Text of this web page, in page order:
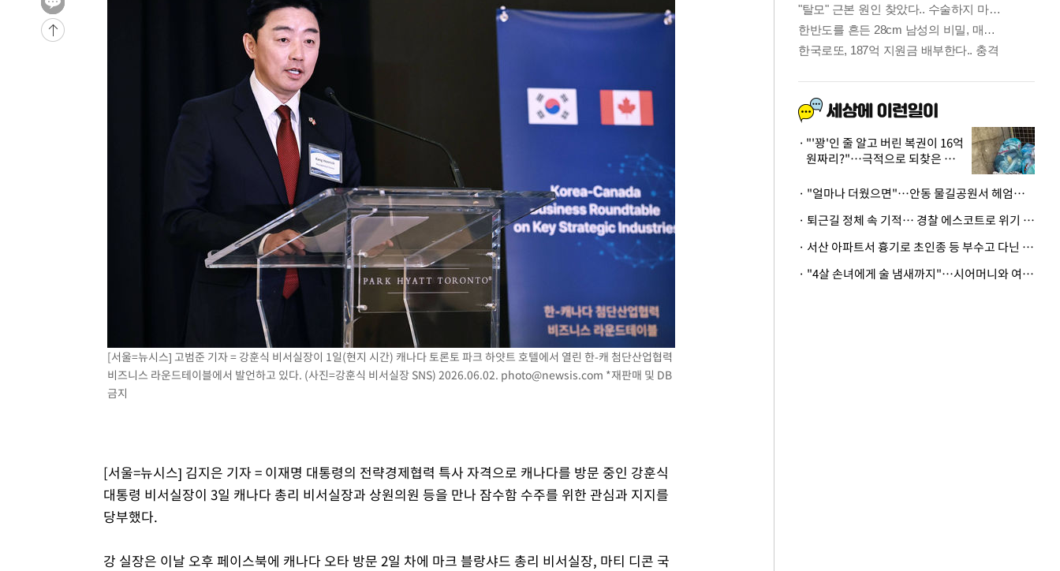
54분 전 >
“美 이란전 무기 소진…북한과 분쟁시 주한 미군 취약해질 수 있어”
[서울=뉴시스] 고범준 기자 = 강훈식 비서실장이 1일(현지 시간) 캐나다 토론토 파크 하얏트 호텔에서 열린 한-캐 첨단산업협력
비즈니스 라운드테이블에서 발언하고 있다. (사진=강훈식 비서실장 SNS) 2026.06.02. photo@newsis.com *재판매 및 DB
금지
[서울=뉴시스] 김지은 기자 = 이재명 대통령의 전략경제협력 특사 자격으로 캐나다를 방문 중인 강훈식
대통령 비서실장이 3일 캐나다 총리 비서실장과 상원의원 등을 만나 잠수함 수주를 위한 관심과 지지를
당부했다.
강 실장은 이날 오후 페이스북에 캐나다 오타 방문 2일 차에 마크 블랑샤드 총리 비서실장, 마티 디콘 국
"'꽝'인 줄 알고 버린 복권이 16억
원짜리?"…극적으로 되찾은 사
· "얼마나 더웠으면"…안동 물길공원서 헤엄친 구렁이 '소동'
· 퇴근길 정체 속 기적… 경찰 에스코트로 위기 넘긴 생후 2일 신생아
· 서산 아파트서 흉기로 초인종 등 부수고 다닌 50대 정신병원행
· "4살 손녀에게 술 냄새까지"…시어머니와 여행 가도 될까